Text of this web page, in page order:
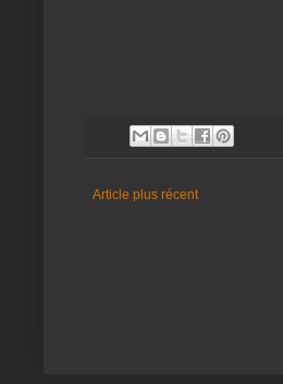
Article plus récent